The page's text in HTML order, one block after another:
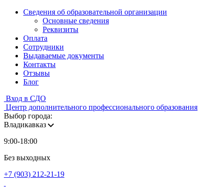
Сведения об образовательной организации
Основные сведения
Реквизиты
Оплата
Сотрудники
Выдаваемые документы
Контакты
Отзывы
Блог
Вход в СДО
Центр дополнительного профессионального образования
Выбор города:
Владикавказ
9:00-18:00
Без выходных
+7 (903) 212-21-19